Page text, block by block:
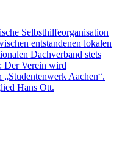
Selbsthilfeorganisation
entstandenen lokalen
Dachverband stets
Der Verein wird
„Studentenwerk Aachen“.
Hans Ott.